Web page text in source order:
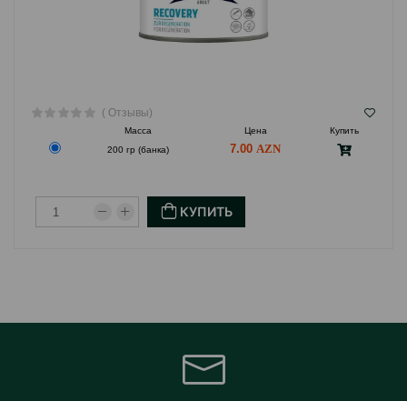
( Отзывы)
Масса Цена
Купить
200 гр (банка)
7.00
КУПИТЬ